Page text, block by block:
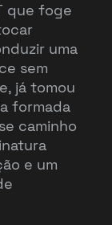
que foge
uma
sem
já tomou
formada
caminho
e um